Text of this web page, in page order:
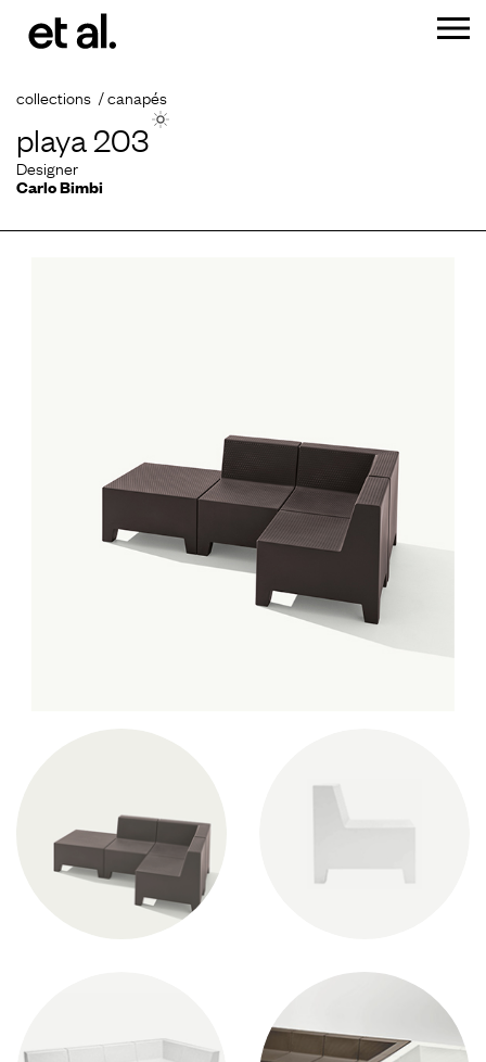
collections canapés
playa 203
Designer
Carlo Bimbi